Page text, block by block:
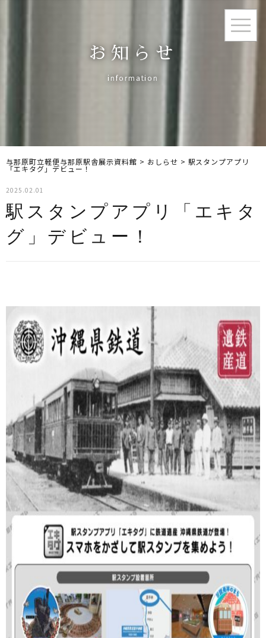
お知らせ
information
与那原町立軽便与那原駅舎展示資料館 > おしらせ > 駅スタンプアプリ
「エキタグ」デビュー！
2025.02.01
駅スタンプアプリ「エキタ
グ」デビュー！